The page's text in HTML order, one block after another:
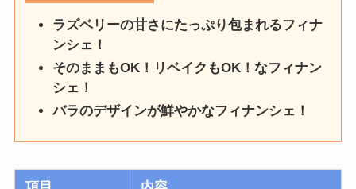
ラズベリーの甘さにたっぷり包まれるフィナ
ンシェ！
そのままもOK！リベイクもOK！なフィナン
シェ！
バラのデザインが鮮やかなフィナンシェ！